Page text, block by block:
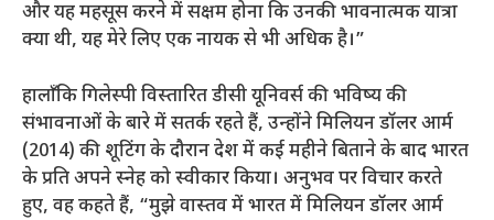
और यह महसूस करने में सक्षम होना कि उनकी भावनात्मक यात्रा
क्या थी, यह मेरे लिए एक नायक से भी अधिक है।”
हालाँकि गिलेस्पी विस्तारित डीसी यूनिवर्स की भविष्य की
संभावनाओं के बारे में सतर्क रहते हैं, उन्होंने मिलियन डॉलर आर्म
(2014) की शूटिंग के दौरान देश में कई महीने बिताने के बाद भारत
के प्रति अपने स्नेह को स्वीकार किया। अनुभव पर विचार करते
हुए, वह कहते हैं, “मुझे वास्तव में भारत में मिलियन डॉलर आर्म